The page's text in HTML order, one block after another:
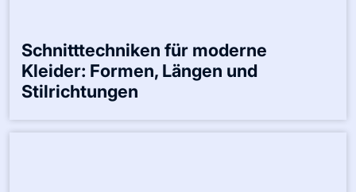
Schnitttechniken für moderne
Kleider: Formen, Längen und
Stilrichtungen